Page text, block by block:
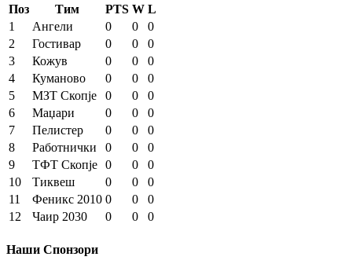
Поз
Тим PTS W L
1
Ангели 0 0
0
2
Гостивар 0 0
0
3
Кожув 0 0
0
4
Куманово 0 0
0
5
МЗТ Скопје 0 0
0
6
Маџари 0 0
0
7
Пелистер 0 0
0
8
Работнички 0 0
0
9
ТФТ Скопје 0 0
0
10
Тиквеш 0 0
0
11
Феникс 2010 0 0
0
12
Чаир 2030 0 0 0
Наши Спонзори